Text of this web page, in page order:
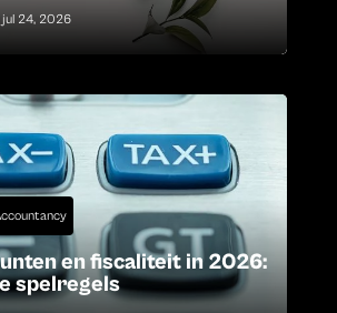
jul 24, 2026
en fiscaliteit in 2026:
spelregels